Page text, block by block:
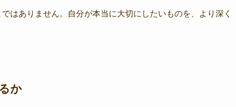
はありません。自分が本当に大切にしたいものを、より深く
か